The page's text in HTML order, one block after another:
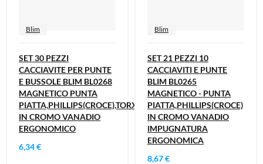
Blim
SET 30 PEZZI
CACCIAVITE PER PUNTE
E BUSSOLE BLIM BL0268
MAGNETICO PUNTA
PIATTA,PHILLIPS(CROCE),TORX
IN CROMO VANADIO
ERGONOMICO
6,34 €
Blim
SET 21 PEZZI 10
CACCIAVITI E PUNTE
BLIM BL0265
MAGNETICO - PUNTA
PIATTA,PHILLIPS(CROCE)
IN CROMO VANADIO
IMPUGNATURA
ERGONOMICA
8,67 €